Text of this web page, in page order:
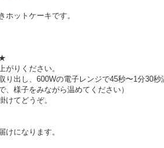
ホットケーキです。
がりください。
り出し、600Wの電子レンジで45秒〜1分30秒
、様子をみながら温めてください）
けてどうぞ。
けになります。